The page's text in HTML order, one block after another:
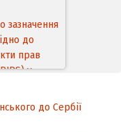
зазначення
до
прав
у
щодо
до Сербії